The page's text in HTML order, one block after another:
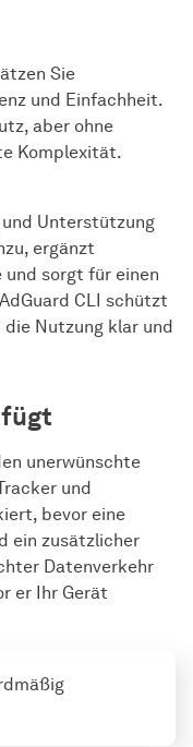
Sie
und Einfachheit.
aber ohne
Komplexität.
Unterstützung
ergänzt
sorgt für einen
CLI schützt
die Nutzung klar und
unerwünschte
und
bevor eine
ein zusätzlicher
Datenverkehr
er Ihr Gerät